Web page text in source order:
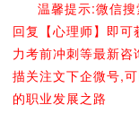
温馨提示:微信
回复【心理师】即
力考前冲刺等最新
描关注文下企微号,
的职业发展之路